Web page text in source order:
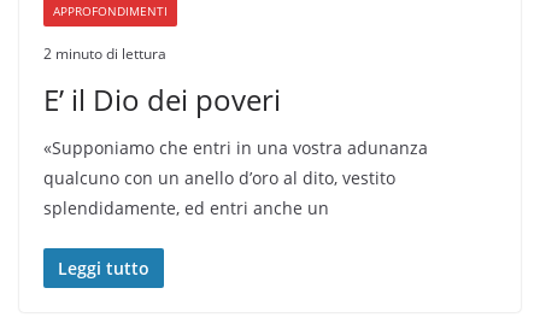
APPROFONDIMENTI
2 minuto di lettura
E’ il Dio dei poveri
«Supponiamo che entri in una vostra adunanza
qualcuno con un anello d’oro al dito, vestito
splendidamente, ed entri anche un
Leggi tutto